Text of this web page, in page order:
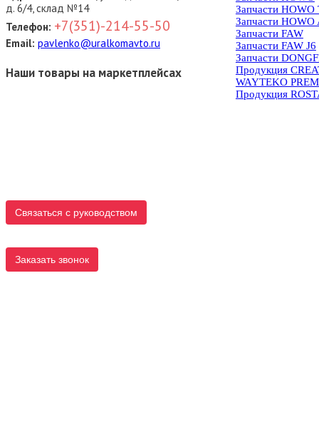
д. 6/4, склад №14
Телефон: +7(351)-214-55-50
Email: pavlenko@uralkomavto.ru
Наши товары на маркетплейсах
Связаться с руководством
Заказать звонок
Запчасти HOWO
Запчасти HOWO
Запчасти FAW
Запчасти FAW J6
Запчасти
Продукция
WAYTEKO
Продукция